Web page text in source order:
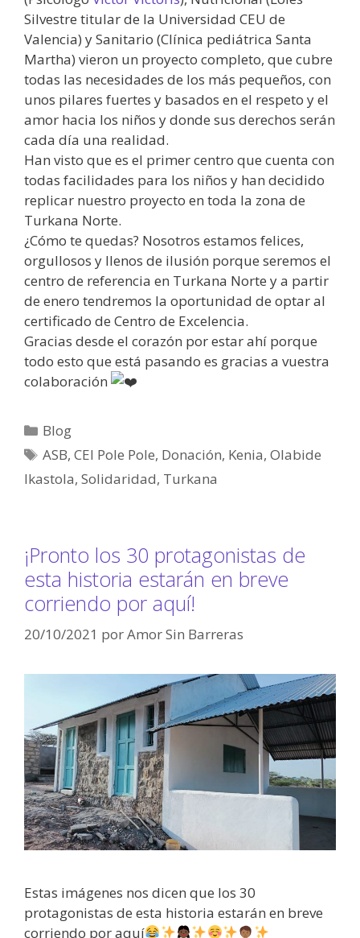
Silvestre titular de la Universidad CEU de
Valencia) y Sanitario (Clínica pediátrica Santa
Martha) vieron un proyecto completo, que cubre
todas las necesidades de los más pequeños, con
unos pilares fuertes y basados en el respeto y el
amor hacia los niños y donde sus derechos serán
cada día una realidad.
Han visto que es el primer centro que cuenta con
todas facilidades para los niños y han decidido
replicar nuestro proyecto en toda la zona de
Turkana Norte.
¿Cómo te quedas? Nosotros estamos felices,
orgullosos y llenos de ilusión porque seremos el
centro de referencia en Turkana Norte y a partir
de enero tendremos la oportunidad de optar al
certificado de Centro de Excelencia.
Gracias desde el corazón por estar ahí porque
todo esto que está pasando es gracias a vuestra
colaboración
Blog
ASB,CEI Pole Pole, Donación, Kenia,Olabide
Ikastola, Solidaridad, Turkana
¡Pronto los 30 protagonistas de
esta historia estarán en breve
corriendo por aquí!
20/10/2021 porAmor Sin Barreras
Estas imágenes nos dicen que los 30
protagonistas de esta historia estarán en breve
corriendo por aquí